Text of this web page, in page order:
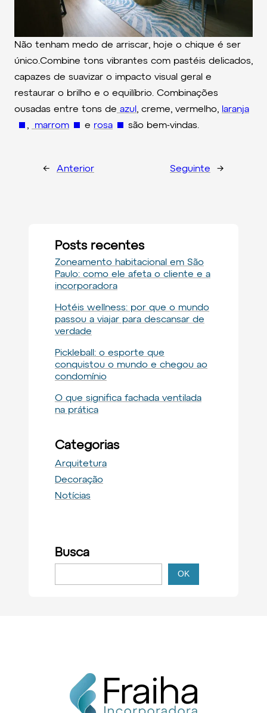
Não tenham medo de arriscar, hoje o chique é ser
único.Combine tons vibrantes com pastéis delicados,
capazes de suavizar o impacto visual geral e
restaurar o brilho e o equilíbrio. Combinações
ousadas entre tons de azul , creme, vermelho, laranja
,
marrom e rosa são bem-vindas.
← Anterior Seguinte →
Posts recentes
Zoneamento habitacional em São
Paulo: como ele afeta o cliente e a
incorporadora
Hotéis wellness: por que o mundo
passou a viajar para descansar de
verdade
Pickleball: o esporte que
conquistou o mundo e chegou ao
condomínio
O que significa fachada ventilada
na prática
Categorias
Arquitetura
Decoração
Notícias
Busca
e
OK